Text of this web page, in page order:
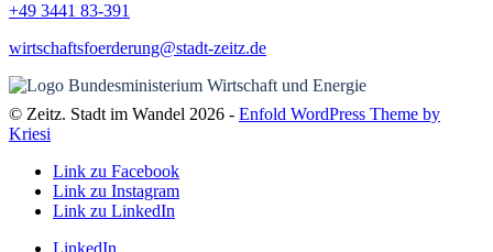
+49 3441 83-391
wirtschaftsfoerderung@stadt-zeitz.de
© Zeitz. Stadt im Wandel 2026 - Enfold WordPress Theme by
Kriesi
Link zu Facebook
Link zu Instagram
Link zu LinkedIn